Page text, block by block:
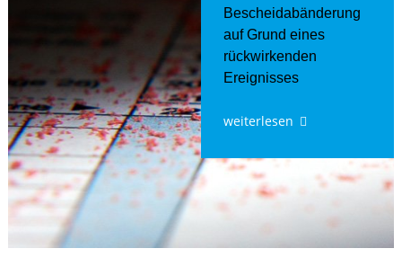
Bescheidabänderung
auf Grund eines
rückwirkenden
Ereignisses
weiterlesen